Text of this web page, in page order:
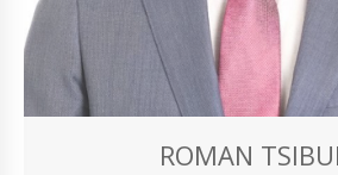
ROMAN